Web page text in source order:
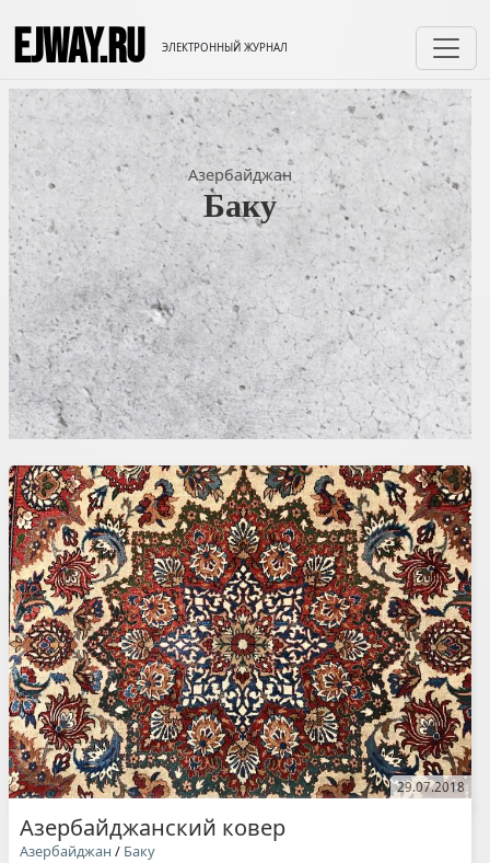
EJWAY.RU ЭЛЕКТРОННЫЙ ЖУРНАЛ
Азербайджан
Баку
29.07.2018
Азербайджанский ковер
Азербайджан / Баку